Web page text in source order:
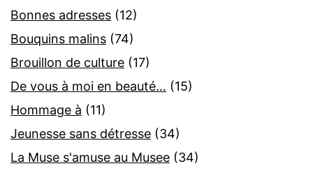
Bonnes adresses (12)
Bouquins malins (74)
Brouillon de culture (17)
De vous à moi en beauté… (15)
Hommage à (11)
Jeunesse sans détresse (34)
La Muse s'amuse au Musee (34)